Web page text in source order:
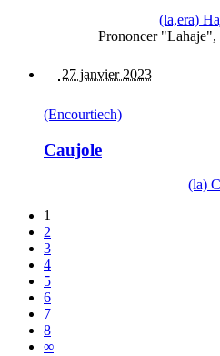
(la,era)
Prononcer
27 janvier 2023
(Encourtiech)
Caujole
(la)
1
2
3
4
5
6
7
8
∞